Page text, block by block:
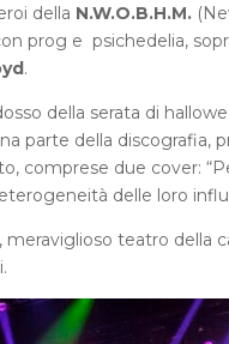
della N.W.O.B.H.M.
prog e psichedelia,
.
della serata di
parte della
comprese due cover:
delle loro
meraviglioso teatro della